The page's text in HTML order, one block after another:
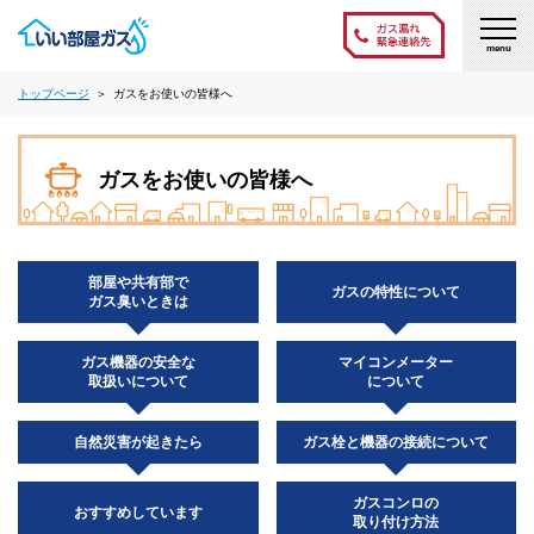
menu
トップページ ガスをお使いの皆様へ
ガスをお使いの皆様へ
部屋や共有部で
ガス臭いときは
ガスの特性について
ガス機器の安全な
取扱いについて
マイコンメーター
について
自然災害が起きたら ガス栓と機器の接続について
おすすめしています
ガスコンロの
取り付け方法